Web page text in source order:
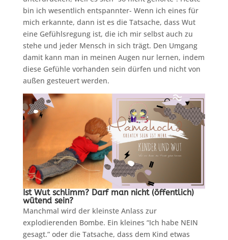
bin ich wesentlich entspannter- Wenn ich eines für
mich erkannte, dann ist es die Tatsache, dass Wut
eine Gefühlsregung ist, die ich mir selbst auch zu
stehe und jeder Mensch in sich trägt. Den Umgang
damit kann man in meinen Augen nur lernen, indem
diese Gefühle vorhanden sein dürfen und nicht von
außen gesteuert werden.
Ist Wut schlimm? Darf man nicht (öffentlich)
wütend sein?
Manchmal wird der kleinste Anlass zur
explodierenden Bombe. Ein kleines “Ich habe NEIN
gesagt.” oder die Tatsache, dass dem Kind etwas